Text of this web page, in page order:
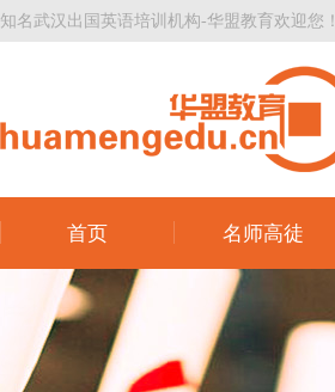
知名武汉出国英语培训机构-华盟教育欢迎您！
首页 名师高徒